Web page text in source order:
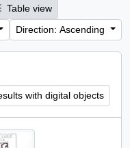
Table view
Direction: Ascending
with digital objects